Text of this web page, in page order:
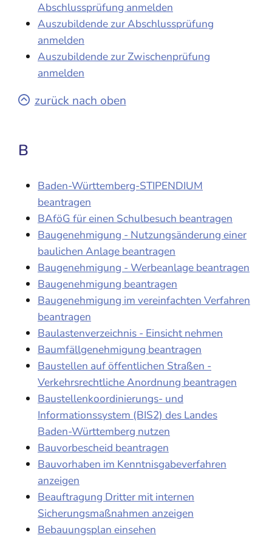
Abschlussprüfung anmelden
Auszubildende zur Abschlussprüfung
anmelden
Auszubildende zur Zwischenprüfung
anmelden
zurück nach oben
B
Baden-Württemberg-STIPENDIUM
beantragen
BAföG für einen Schulbesuch beantragen
Baugenehmigung - Nutzungsänderung einer
baulichen Anlage beantragen
Baugenehmigung - Werbeanlage beantragen
Baugenehmigung beantragen
Baugenehmigung im vereinfachten Verfahren
beantragen
Baulastenverzeichnis - Einsicht nehmen
Baumfällgenehmigung beantragen
Baustellen auf öffentlichen Straßen -
Verkehrsrechtliche Anordnung beantragen
Baustellenkoordinierungs- und
Informationssystem (BIS2) des Landes
Baden-Württemberg nutzen
Bauvorbescheid beantragen
Bauvorhaben im Kenntnisgabeverfahren
anzeigen
Beauftragung Dritter mit internen
Sicherungsmaßnahmen anzeigen
Bebauungsplan einsehen